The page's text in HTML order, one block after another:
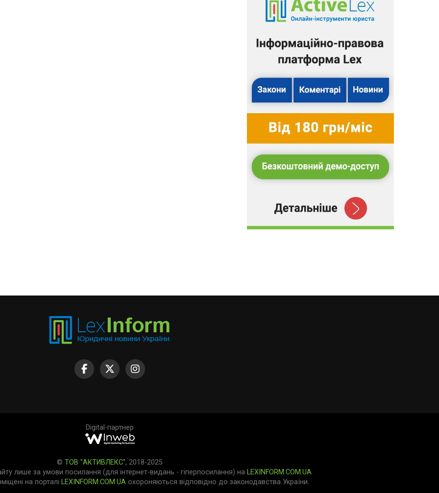
Digital-партнер
© ТОВ "АКТИВЛЕКС", 2018-2025
лише за умови посилання (для інтернет-видань - гіперпосилання) на LEXINFORM.COM.UA
на порталі LEXINFORM.COM.UA охороняються відповідно до законодавства України.